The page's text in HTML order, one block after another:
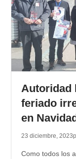
Autoridad
feriado
en
23 diciembre, 2023
Como todos los